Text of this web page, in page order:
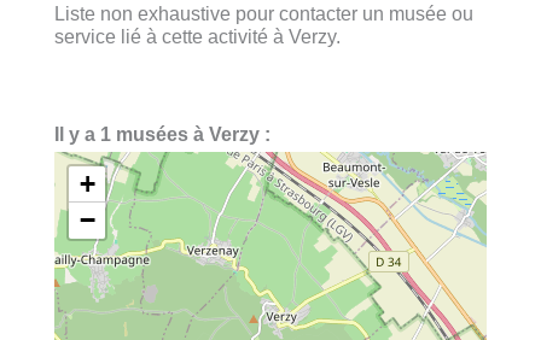
Liste non exhaustive pour contacter un musée ou
service lié à cette activité à Verzy.
Il y a 1 musées à Verzy :
+
−